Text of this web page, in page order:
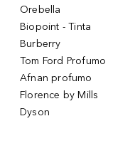
Orebella
Biopoint - Tinta
Burberry
Tom Ford Profumo
Afnan profumo
Florence by Mills
Dyson